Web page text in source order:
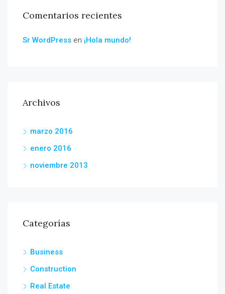
Comentarios recientes
Sr WordPress en ¡Hola mundo!
Archivos
marzo 2016
enero 2016
noviembre 2013
Categorías
Business
Construction
Real Estate